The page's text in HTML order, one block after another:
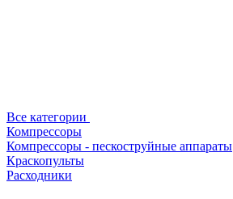
Все категории
Компрессоры
Компрессоры - пескоструйные аппараты
Краскопульты
Расходники